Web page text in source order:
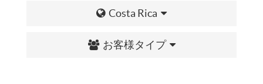
Costa Rica
お客様タイプ